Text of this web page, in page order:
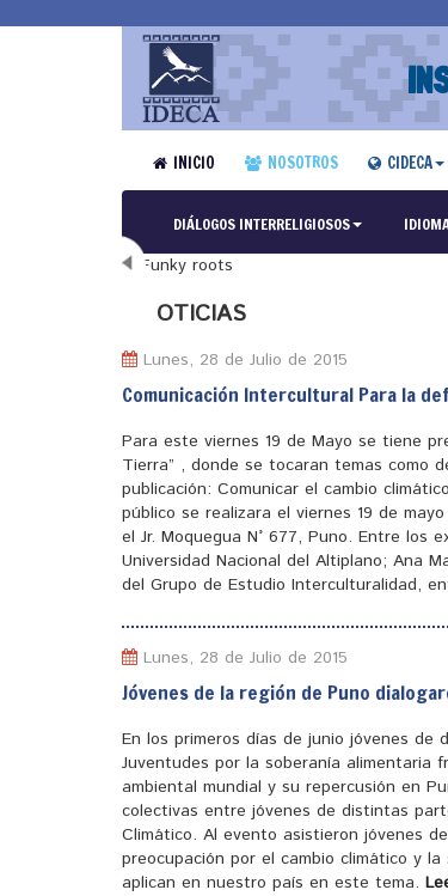
INICIO NOSOTROS CIDECA
DIÁLOGOS INTERRELIGIOSOS
OTICIAS
Lunes, 28 de Julio de 2015
Comunicación Intercultural Para la
Para este viernes 19 de Mayo se tiene
Tierra” , donde se tocaran temas como
publicación: Comunicar el cambio
público se realizara el viernes 19 de
el Jr. Moquegua N° 677, Puno. Entre los
Universidad Nacional del Altiplano; Ana
del Grupo de Estudio Interculturalidad,
Lunes, 28 de Julio de 2015
Jóvenes de la región de Puno
En los primeros días de junio jóvenes de
Juventudes por la soberanía alimentaria
ambiental mundial y su repercusión en
colectivas entre jóvenes de distintas
Climático. Al evento asistieron jóvenes
preocupación por el cambio climático y
aplican en nuestro país en este tema.